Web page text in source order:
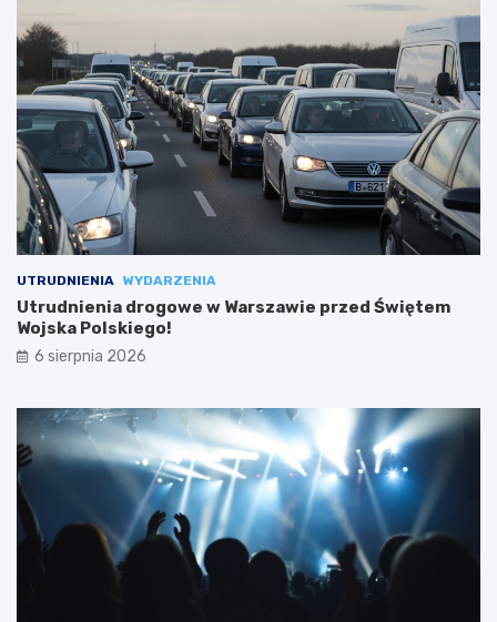
UTRUDNIENIA WYDARZENIA
Utrudnienia drogowe w Warszawie przed Świętem
Wojska Polskiego!
6 sierpnia 2026